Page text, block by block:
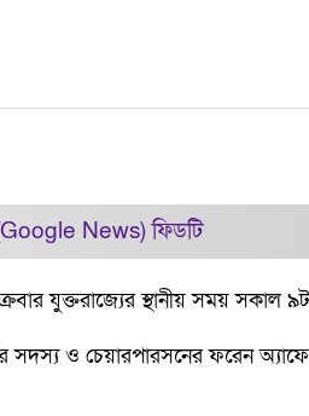
News)ফিডটি
যুক্তরাজ্যের স্থানীয় সময় সকাল
সদস্য ও চেয়ারপারসনের ফরেন